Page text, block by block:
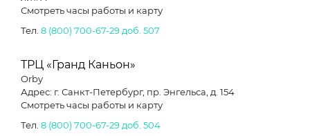
Смотреть часы работы и карту
Тел. 8 (800) 700-67-29 доб. 507
ТРЦ «Гранд Каньон»
Orby
Адрес: г. Санкт-Петербург, пр. Энгельса, д. 154
Смотреть часы работы и карту
Тел. 8 (800) 700-67-29 доб. 504